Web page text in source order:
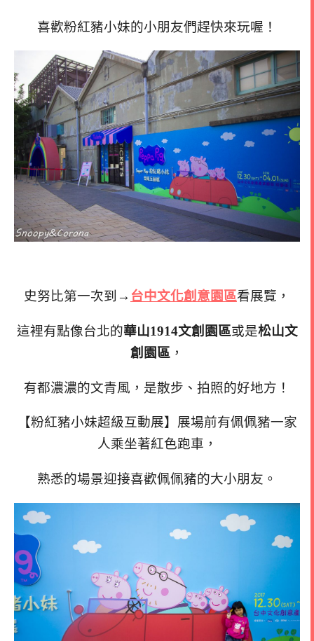
喜歡粉紅豬小妹的小朋友們趕快來玩喔！
史努比第一次到→ 台中文化創意園區看展覽，
這裡有點像台北的華山1914文創園區或是松山文
創園區 ，
有都濃濃的文青風， 是散步、拍照的好地方！
【粉紅豬小妹超級互動展】展場前有佩佩豬一家
人乘坐著紅色跑車，
熟悉的場景迎接喜歡佩佩豬的大小朋友。